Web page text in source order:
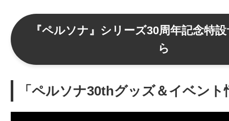
『ペルソナ』シリーズ30周年記念特
ら
「ペルソナ30thグッズ＆イベント